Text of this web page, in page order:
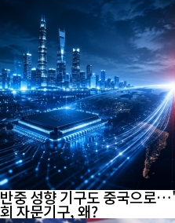
반중 성향 기구도 중국으로
회 자문기구, 왜?